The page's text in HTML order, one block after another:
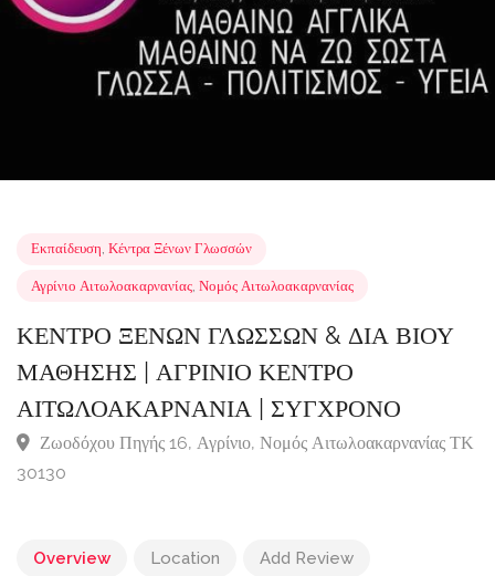
Αγρίνιο Αιτωλοακαρνανίας,Νομός Αιτωλοακαρνανίας
ΚΕΝΤΡΟ ΞΕΝΩΝ ΓΛΩΣΣΩΝ & ΔΙΑ ΒΙΟΥ
ΜΑΘΗΣΗΣ | ΑΓΡΙΝΙΟ ΚΕΝΤΡΟ
ΑΙΤΩΛΟΑΚΑΡΝΑΝΙΑ | ΣΥΓΧΡΟΝΟ
Overview Location Add Review